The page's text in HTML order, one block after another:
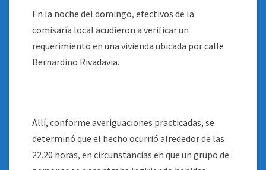
En la noche del domingo, efectivos de la
comisaría local acudieron a verificar un
requerimiento en una vivienda ubicada por calle
Bernardino Rivadavia.
Allí, conforme averiguaciones practicadas, se
determinó que el hecho ocurrió alrededor de las
22.20 horas, en circunstancias en que un grupo de